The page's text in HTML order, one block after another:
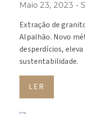
Maio 23, 2023
Extração de
Alpalhão. Novo
desperdícios,
sustentabilidade.
LER